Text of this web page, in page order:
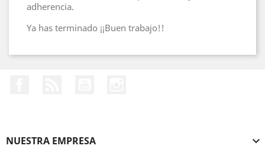
adherencia.
Ya has terminado ¡¡Buen trabajo!!
NUESTRA EMPRESA 